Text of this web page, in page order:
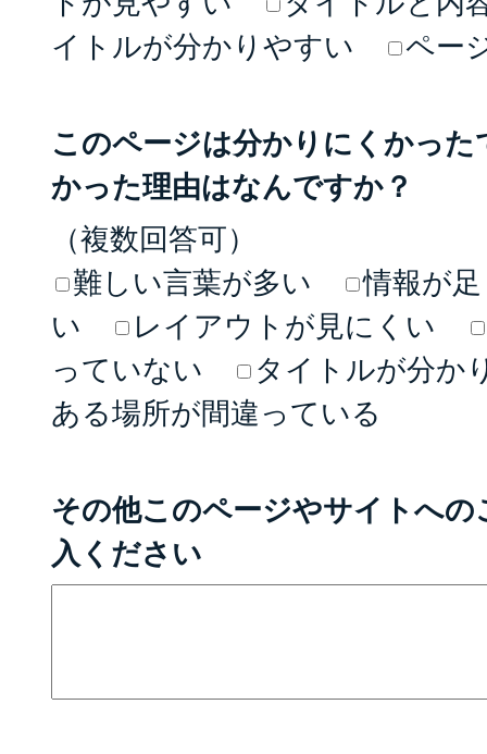
イトルが分かりやすい
ペー
このページは分かりにくかっ
かった理由はなんですか？
（複数回答可）
難しい言葉が多い
情報が
い
レイアウトが見にくい
っていない
タイトルが分か
ある場所が間違っている
その他このページやサイトへ
入ください